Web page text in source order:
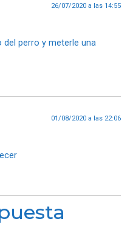
26/07/2020 a las 14:55
del perro y meterle una
01/08/2020 a las 22:06